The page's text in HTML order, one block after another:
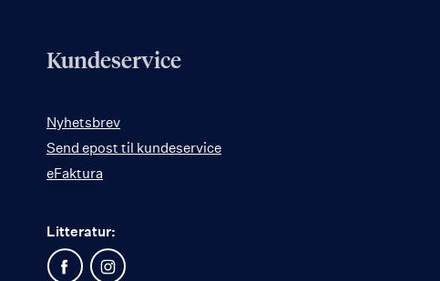
Kundeservice
Nyhetsbrev
Send epost til kundeservice
eFaktura
Litteratur: